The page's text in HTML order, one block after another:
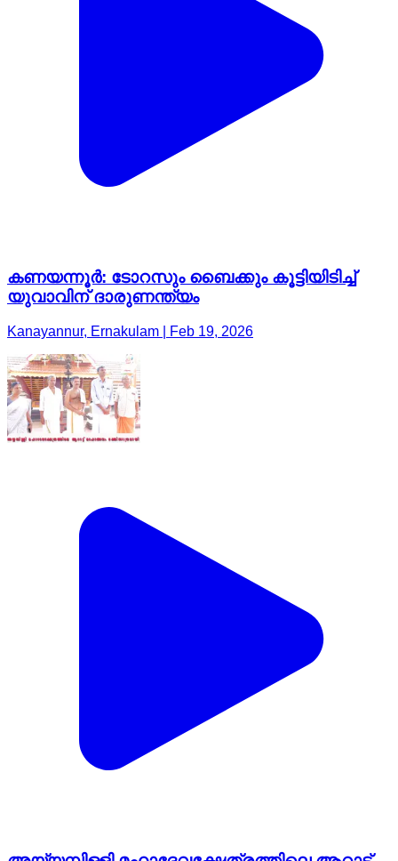
കണയന്നൂർ: ടോറസും ബൈക്കും കൂട്ടിയിടിച്ച്
യുവാവിന് ദാരുണന്ത്യം
Kanayannur, Ernakulam | Feb 19, 2026